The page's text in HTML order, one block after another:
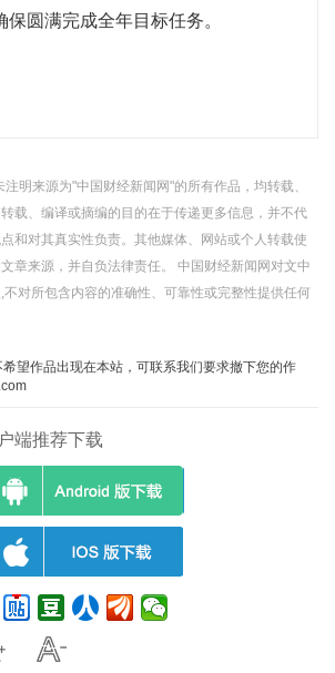
圆满完成全年目标任务。
注明来源为"中国财经新闻网"的所有作品，均转载、
载、编译或摘编的目的在于传递更多信息，并不代
和对其真实性负责。其他媒体、网站或个人转载使
章来源，并自负法律责任。 中国财经新闻网对文中
不对所包含内容的准确性、可靠性或完整性提供任何
希望作品出现在本站，可联系我们要求撤下您的作
端推荐下载